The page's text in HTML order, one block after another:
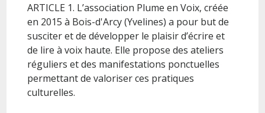
ARTICLE 1. L’association Plume en Voix, créée
en 2015 à Bois-d'Arcy (Yvelines) a pour but de
susciter et de développer le plaisir d’écrire et
de lire à voix haute. Elle propose des ateliers
réguliers et des manifestations ponctuelles
permettant de valoriser ces pratiques
culturelles.